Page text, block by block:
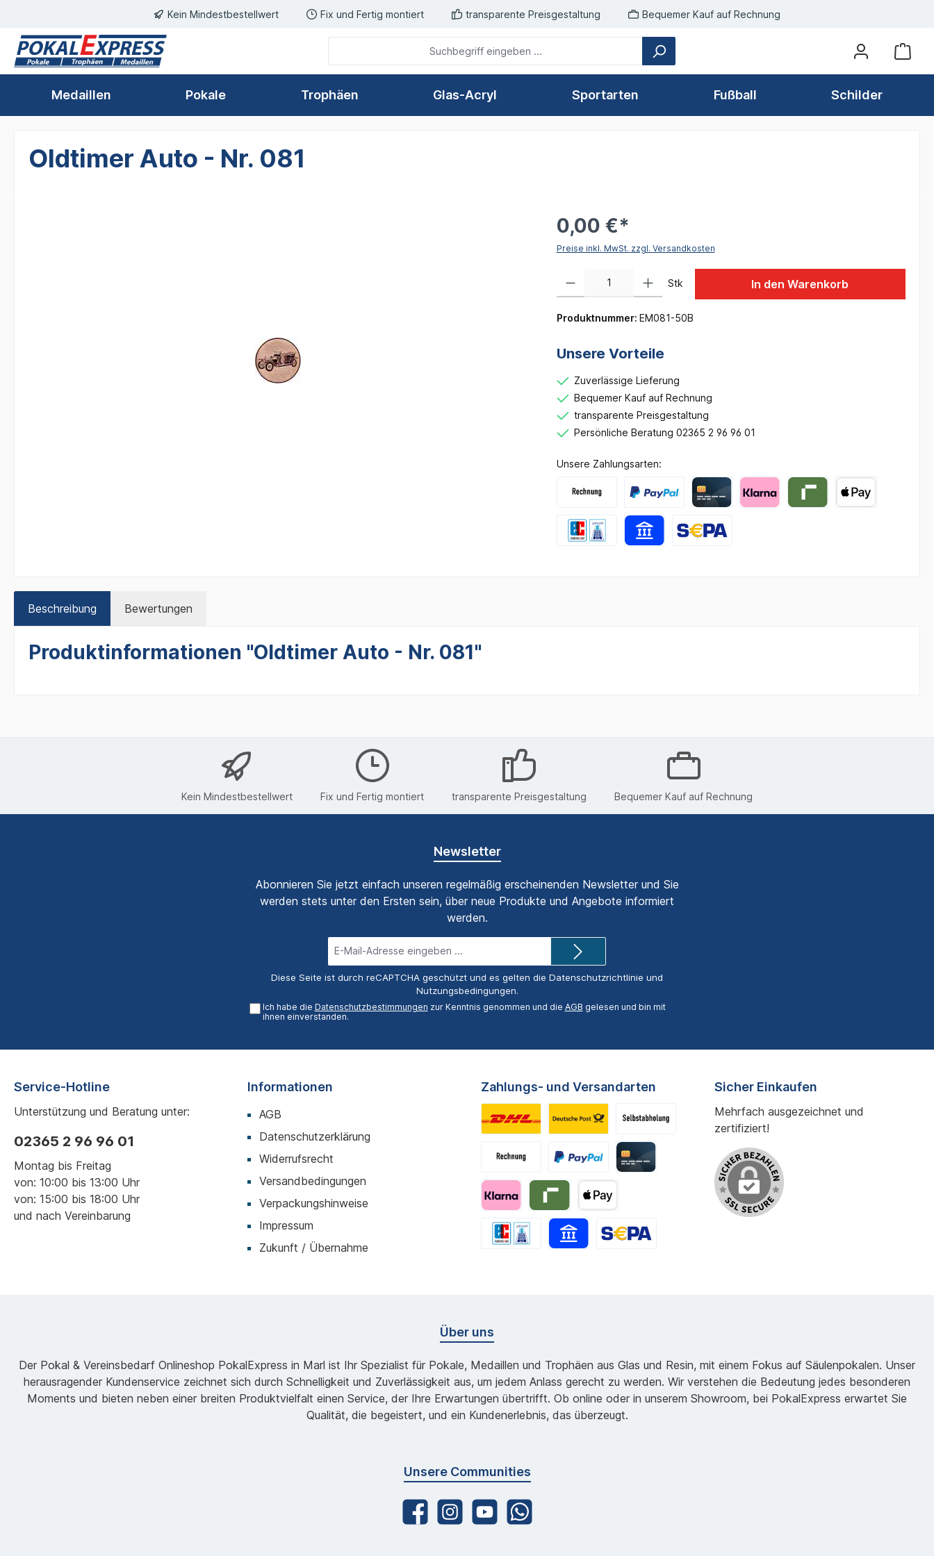
Zur Hauptnavigation springenKein Mindestbestellwert Fix und Fertig montiert transparente Preisgestaltung Bequemer Kauf auf Rechnung
Medaillen Pokale Trophäen Glas-Acryl Sportarten Fußball Schilder
Oldtimer Auto - Nr. 081
0,00 €*
Preise inkl. MwSt. zzgl. Versandkosten
Stk In den Warenkorb
Produktnummer: EM081-50B
Unsere Vorteile
Zuverlässige Lieferung
Bequemer Kauf auf Rechnung
transparente Preisgestaltung
Persönliche Beratung 02365 2 96 96 01
Unsere Zahlungsarten:
Beschreibung Bewertungen
Produktinformationen "Oldtimer Auto - Nr. 081"
Kein Mindestbestellwert Fix und Fertig montiert transparente Preisgestaltung Bequemer Kauf auf Rechnung
Newsletter
Abonnieren Sie jetzt einfach unseren regelmäßig erscheinenden Newsletter und Sie
werden stets unter den Ersten sein, über neue Produkte und Angebote informiert
werden.
Mail-
Adresse*
Diese Seite ist durch reCAPTCHA geschützt und es gelten die Datenschutzrichtlinie und
Nutzungsbedingungen.
Ich habe die Datenschutzbestimmungen zur Kenntnis genommen und die AGB gelesen und bin mit
ihnen einverstanden.
Service-Hotline
Unterstützung und Beratung unter:
02365 2 96 96 01
Montag bis Freitag
von: 10:00 bis 13:00 Uhr
von: 15:00 bis 18:00 Uhr
und nach Vereinbarung
Informationen
AGB
Datenschutzerklärung
Widerrufsrecht
Versandbedingungen
Verpackungshinweise
Impressum
Zukunft / Übernahme
Zahlungs- und Versandarten Sicher Einkaufen
Mehrfach ausgezeichnet und
zertifiziert!
Über uns
Der Pokal & Vereinsbedarf Onlineshop PokalExpress in Marl ist Ihr Spezialist für Pokale, Medaillen und Trophäen aus Glas und Resin, mit einem Fokus auf Säulenpokalen. Unser
herausragender Kundenservice zeichnet sich durch Schnelligkeit und Zuverlässigkeit aus, um jedem Anlass gerecht zu werden. Wir verstehen die Bedeutung jedes besonderen
Moments und bieten neben einer breiten Produktvielfalt einen Service, der Ihre Erwartungen übertrifft. Ob online oder in unserem Showroom, bei PokalExpress erwartet Sie
Qualität, die begeistert, und ein Kundenerlebnis, das überzeugt.
Unsere Communities